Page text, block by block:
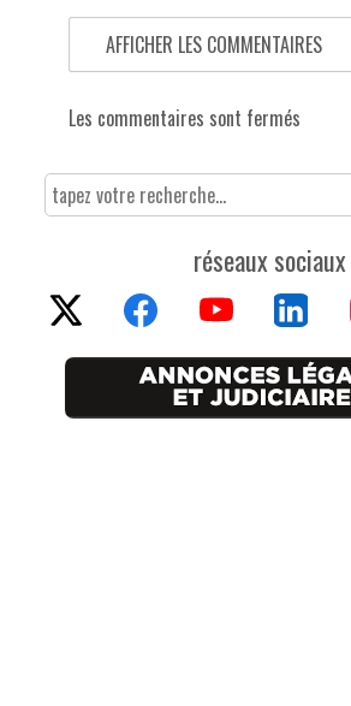
AFFICHER LES COMMENTAIRES
Les commentaires sont fermés
réseaux sociaux